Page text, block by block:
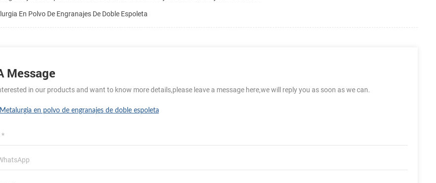
En Polvo De Engranajes De Doble Espoleta
Message
in our products and want to know more details,please leave a message here,we will reply you as soon as we can.
Metalurgia en polvo de engranajes de doble espoleta